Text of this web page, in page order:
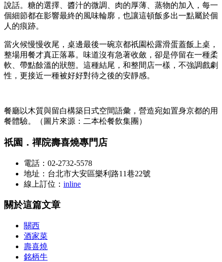
說話。糖的選擇、醬汁的微調、肉的厚薄、蒸物的加入，每一
個細節都在影響最終的風味輪廓，也讓這頓飯多出一點屬於個
人的痕跡。
當火候慢慢收尾，桌邊最後一碗京都祇園松露滑蛋蓋飯上桌，
整場用餐才真正落幕。味道沒有急著收斂，卻是停留在一種柔
軟、帶點餘溫的狀態。這種結尾，和整間店一樣，不強調戲劇
性，更接近一種被好好對待之後的安靜感。
餐廳以木質與留白構築日式空間語彙，營造宛如置身京都的用
餐體驗。（圖片來源：二本松餐飲集團）
祇園．禪院壽喜燒專門店
電話：02-2732-5578
地址：台北市大安區樂利路11巷22號
線上訂位： inline
關於這篇文章
關西
酒家菜
壽喜燒
銘柄牛